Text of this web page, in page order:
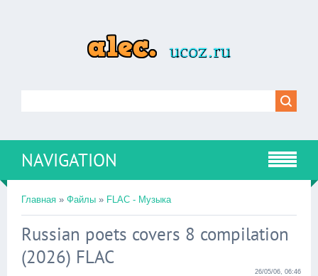
NAVIGATION
Главная » Файлы » FLAC - Музыка
Russian poets covers 8 compilation
(2026) FLAC
26/05/06, 06:46